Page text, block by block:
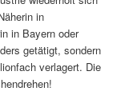
in
in Bayern oder
getätigt, sondern
verlagert. Die